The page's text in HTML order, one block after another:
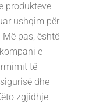
produkteve
ushqim për
pas, është
e
të
dhe
zgjidhje